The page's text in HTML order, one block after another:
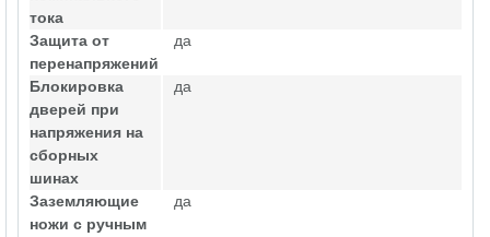
тока
Защита от
перенапряжений
да
Блокировка
дверей при
напряжения на
сборных
шинах
да
Заземляющие
ножи с ручным
да